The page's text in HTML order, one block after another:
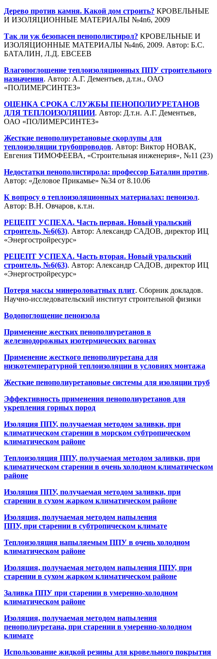
Дерево против камня. Какой дом строить? КРОВЕЛЬНЫЕ
И ИЗОЛЯЦИОННЫЕ МАТЕРИАЛЫ №4n6, 2009
Так ли уж безопасен пенополистирол? КРОВЕЛЬНЫЕ И
ИЗОЛЯЦИОННЫЕ МАТЕРИАЛЫ №4n6, 2009. Автор: Б.С.
БАТАЛИН, Л.Д. ЕВСЕЕВ
Влагопоглощение теплоизоляционных ППУ строительного
назначения. Автор: А.Г. Дементьев, д.т.н., ОАО
«ПОЛИМЕРСИНТЕЗ»
ОЦЕНКА СРОКА СЛУЖБЫ ПЕНОПОЛИУРЕТАНОВ
ДЛЯ ТЕПЛОИЗОЛЯЦИИ. Автор: Д.т.н. А.Г. Дементьев,
ОАО «ПОЛИМЕРСИНТЕЗ»
Жесткие пенополиуретановые скорлупы для
теплоизоляции трубопроводов. Автор: Виктор НОВАК,
Евгения ТИМОФЕЕВА, «Строительная инженерия», №11 (23)
Недостатки пенополистирола: профессор Баталин против.
Автор: «Деловое Прикамье» №34 от 8.10.06
К вопросу о теплоизоляционных материалах: пеноизол.
Автор: В.Н. Овчаров, к.т.н.
РЕЦЕПТ УСПЕХА. Часть первая. Новый уральский
строитель, №6(63). Автор: Александр САДОВ, директор ИЦ
«Энергостройресурс»
РЕЦЕПТ УСПЕХА. Часть вторая. Новый уральский
строитель, №6(63). Автор: Александр САДОВ, директор ИЦ
«Энергостройресурс»
Потеря массы минероловатных плит. Сборник докладов.
Научно-исследовательский институт строительной физики
Водопоглощение пеноизола
Применение жестких пенополиуретанов в
железнодорожных изотермических вагонах
Применение жесткого пенополиуретана для
низкотемпературной теплоизоляции в условиях монтажа
Жесткие пенополиуретановые системы для изоляции труб
Эффективность применения пенополиуретанов для
укрепления горных пород
Изоляция ППУ, получаемая методом заливки, при
климатическом старении в морском субтропическом
климатическом районе
Теплоизоляция ППУ, получаемая методом заливки, при
климатическом старении в очень холодном климатическом
районе
Изоляция ППУ, получаемая методом заливки, при
старении в сухом жарком климатическом районе
Изоляция, получаемая методом напыления
ППУ, при старении в субтропическом климате
Теплоизоляция напыляемым ППУ в очень холодном
климатическом районе
Изоляция, получаемая методом напыления ППУ, при
старении в сухом жарком климатическом районе
Заливка ППУ при старении в умеренно-холодном
климатическом районе
Изоляция, получаемая методом напыления
пенополиуретана, при старении в умеренно-холодном
климате
Использование жидкой резины для кровельного покрытия